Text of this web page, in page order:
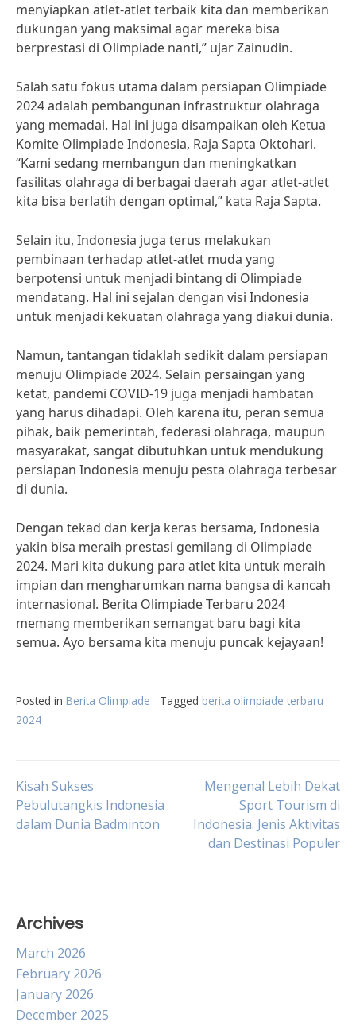
menyiapkan atlet-atlet terbaik kita dan memberikan
dukungan yang maksimal agar mereka bisa
berprestasi di Olimpiade nanti,” ujar Zainudin.
Salah satu fokus utama dalam persiapan Olimpiade
2024 adalah pembangunan infrastruktur olahraga
yang memadai. Hal ini juga disampaikan oleh Ketua
Komite Olimpiade Indonesia, Raja Sapta Oktohari.
“Kami sedang membangun dan meningkatkan
fasilitas olahraga di berbagai daerah agar atlet-atlet
kita bisa berlatih dengan optimal,” kata Raja Sapta.
Selain itu, Indonesia juga terus melakukan
pembinaan terhadap atlet-atlet muda yang
berpotensi untuk menjadi bintang di Olimpiade
mendatang. Hal ini sejalan dengan visi Indonesia
untuk menjadi kekuatan olahraga yang diakui dunia.
Namun, tantangan tidaklah sedikit dalam persiapan
menuju Olimpiade 2024. Selain persaingan yang
ketat, pandemi COVID-19 juga menjadi hambatan
yang harus dihadapi. Oleh karena itu, peran semua
pihak, baik pemerintah, federasi olahraga, maupun
masyarakat, sangat dibutuhkan untuk mendukung
persiapan Indonesia menuju pesta olahraga terbesar
di dunia.
Dengan tekad dan kerja keras bersama, Indonesia
yakin bisa meraih prestasi gemilang di Olimpiade
2024. Mari kita dukung para atlet kita untuk meraih
impian dan mengharumkan nama bangsa di kancah
internasional. Berita Olimpiade Terbaru 2024
memang memberikan semangat baru bagi kita
semua. Ayo bersama kita menuju puncak kejayaan!
Posted in Berita Olimpiade Tagged berita olimpiade terbaru
2024
Post
navigation
Kisah Sukses
Pebulutangkis Indonesia
dalam Dunia Badminton
Mengenal Lebih Dekat
Sport Tourism di
Indonesia: Jenis Aktivitas
dan Destinasi Populer
Archives
March 2026
February 2026
January 2026
December 2025